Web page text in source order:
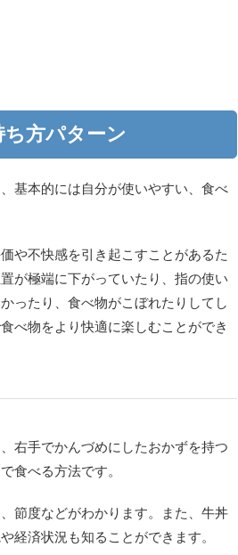
方パターン
基本的には自分が使いやすい、食べ
や不快感を引き起こすことがあるた
が極端に下がっていたり、指の使い
ったり、食べ物がこぼれたりしてし
べ物をより快適に楽しむことができ
右手でかんづめにしたおかずを持つ
食べる方法です。
節度などがわかります。また、牛丼
経済状況も知ることができます。